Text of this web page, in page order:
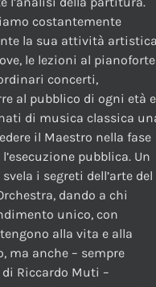
costantemente
la sua attività
le lezioni al pianoforte
concerti,
al pubblico di ogni età e
di musica classica
il Maestro nella fase
pubblica. Un
i segreti dell’arte del
dando a chi
unico, con
alla vita e alla
ma anche – sempre
Riccardo Muti –